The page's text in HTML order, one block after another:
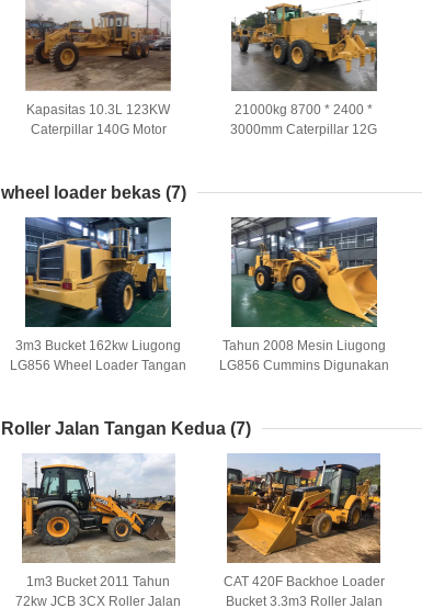
Kapasitas 10.3L 123KW
Caterpillar 140G Motor
21000kg 8700 * 2400 *
3000mm Caterpillar 12G
wheel loader bekas (7)
3m3 Bucket 162kw Liugong
LG856 Wheel Loader Tangan
Tahun 2008 Mesin Liugong
LG856 Cummins Digunakan
Roller Jalan Tangan Kedua (7)
1m3 Bucket 2011 Tahun
72kw JCB 3CX Roller Jalan
CAT 420F Backhoe Loader
Bucket 3.3m3 Roller Jalan